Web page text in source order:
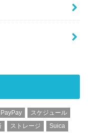
PayPay
スケジュール
ストレージ
Suica